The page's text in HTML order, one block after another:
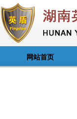
网站首页